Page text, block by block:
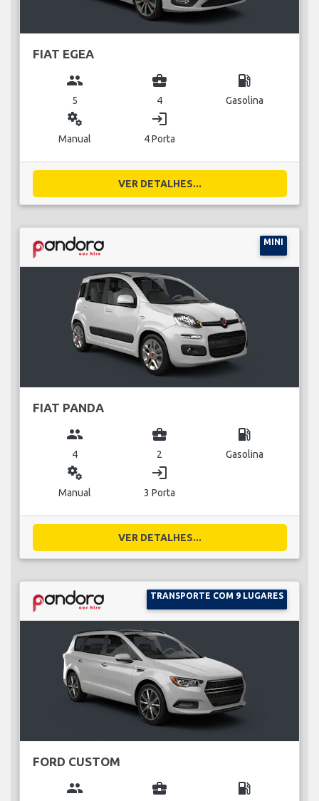
FIAT EGEA
group
5
business_center
4
local_gas_station
Gasolina
miscellaneous_services
Manual
login
4 Porta
VER DETALHES...
MINI
FIAT PANDA
group
4
business_center
2
local_gas_station
Gasolina
miscellaneous_services
Manual
login
3 Porta
VER DETALHES...
TRANSPORTE COM 9 LUGARES
FORD CUSTOM
group business_center local_gas_station